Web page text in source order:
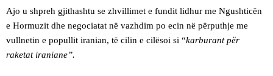
Ajo u shpreh gjithashtu se zhvillimet e fundit lidhur me Ngushticën
e Hormuzit dhe negociatat në vazhdim po ecin në përputhje me
vullnetin e popullit iranian, të cilin e cilësoi si “karburant për
raketat iraniane”.